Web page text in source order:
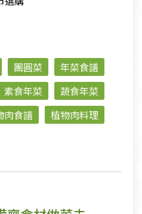
團圓菜
年菜食譜
素食年菜
蔬食年菜
肉食譜
植物肉料理